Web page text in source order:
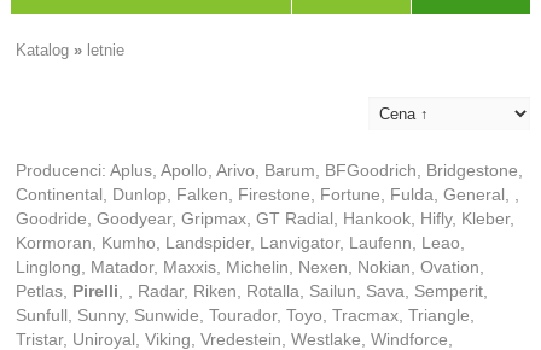
Katalog » letnie
Producenci:Aplus ,Apollo ,Arivo Barum BFGoodrich Bridgestone
Continental
Dunlop Falken Firestone Fortune Fulda ,General
Goodride ,Goodyear,Gripmax ,GT Radial Hankook Hifly, Kleber,
Kormoran
Kumho Landspider, Lanvigator, Laufenn Leao
Linglong
Matador, Maxxis Michelin Nexen Nokian ,Ovation
Petlas Pirelli Radar, Riken Rotalla Sailun Sava Semperit
Sunfull
Sunny, Sunwide ,Tourador,Toyo ,Tracmax ,Triangle
Tristar, Uniroyal ,Viking ,Vredestein ,Westlake ,Windforce